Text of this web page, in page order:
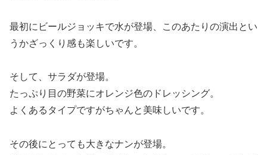
最初にビールジョッキで水が登場、このあたりの演出とい
うかざっくり感も楽しいです。
そして、サラダが登場。
たっぷり目の野菜にオレンジ色のドレッシング。
よくあるタイプですがちゃんと美味しいです。
その後にとっても大きなナンが登場。